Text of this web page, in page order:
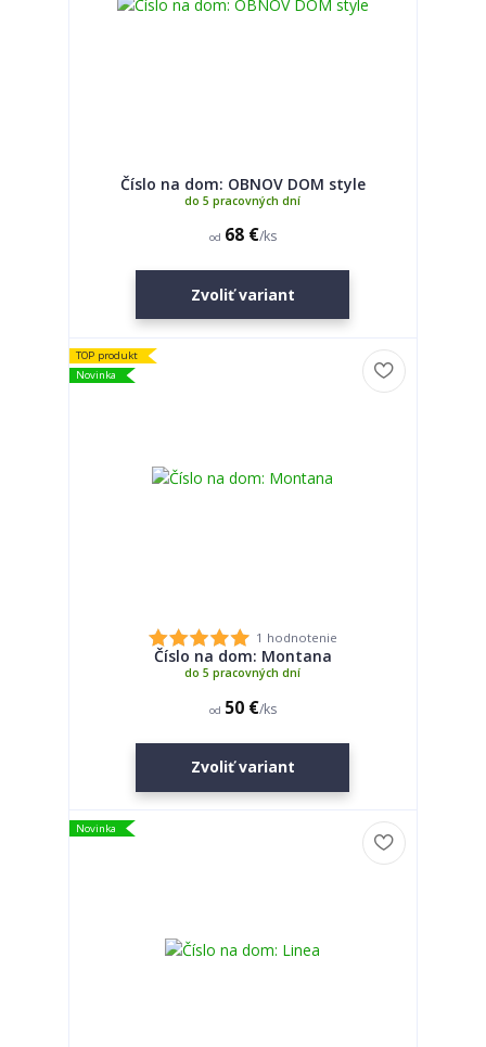
Číslo na dom: OBNOV DOM style
od 68 €/ks
do 5 pracovných dní
Zvoliť variant
TOP produkt
Novinka
1 hodnotenie
Číslo na dom: Montana
od 50 €/ks
do 5 pracovných dní
Zvoliť variant
Novinka